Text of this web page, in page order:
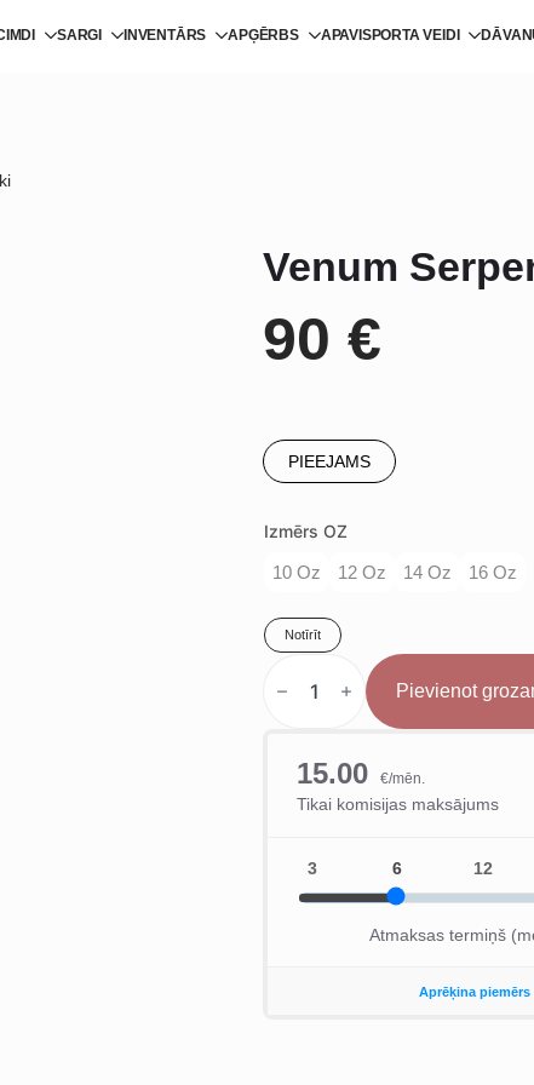
SARGI INVENTĀRS APĢĒRBS APAVI SPORTA VEIDI
Venum
90 €
PIEEJAMS
Izmērs OZ
10 Oz
12 Oz 14 Oz 16 Oz
Notīrīt
Boksa
Pievienot